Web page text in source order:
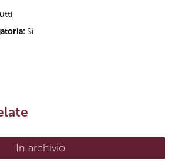
Sì
In archivio